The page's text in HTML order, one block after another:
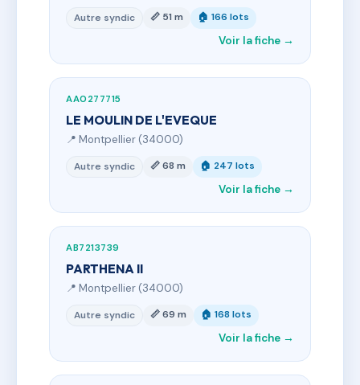
Autre syndic 📏 51 m 🏠 166 lots
Voir la fiche →
AA0277715
LE MOULIN DE L'EVEQUE
📍 Montpellier (34000)
Autre syndic 📏 68 m 🏠 247 lots
Voir la fiche →
AB7213739
PARTHENA II
📍 Montpellier (34000)
Autre syndic 📏 69 m 🏠 168 lots
Voir la fiche →